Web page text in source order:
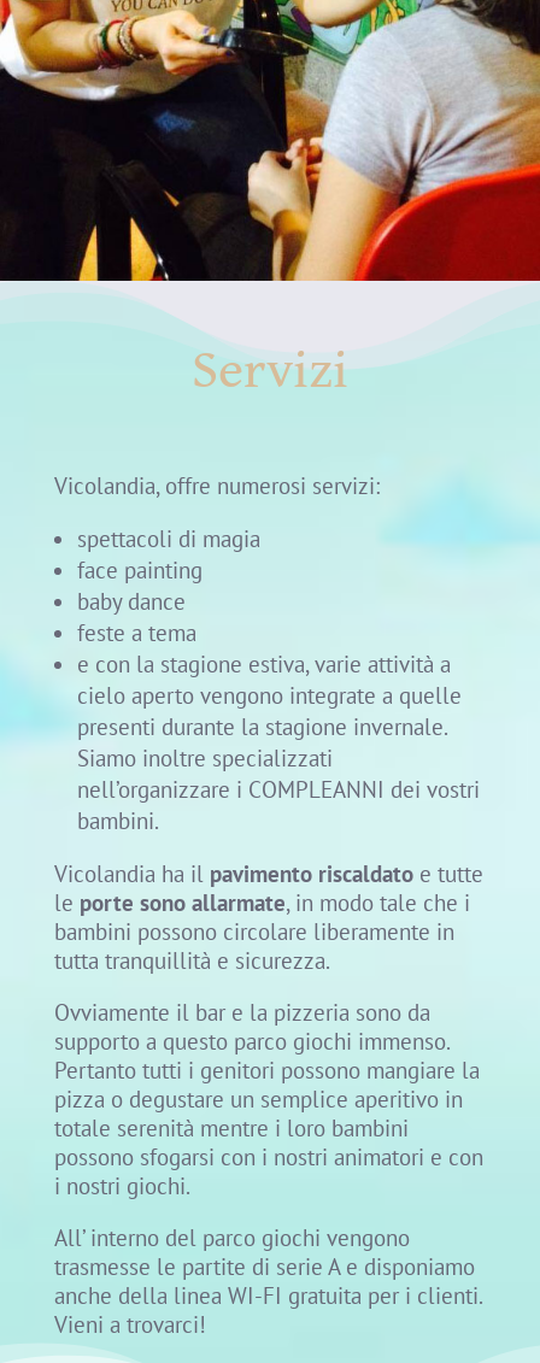
Servizi
Vicolandia, offre numerosi servizi:
spettacoli di magia
face painting
baby dance
feste a tema
e con la stagione estiva, varie attività a
cielo aperto vengono integrate a quelle
presenti durante la stagione invernale.
Siamo inoltre specializzati
nell’organizzare i COMPLEANNI dei vostri
bambini.
Vicolandia ha il pavimento riscaldatoe tutte
le porte sono allarmate, in modo tale che i
bambini possono circolare liberamente in
tutta tranquillità e sicurezza.
Ovviamente il bar e la pizzeria sono da
supporto a questo parco giochi immenso.
Pertanto tutti i genitori possono mangiare la
pizza o degustare un semplice aperitivo in
totale serenità mentre i loro bambini
possono sfogarsi con i nostri animatori e con
i nostri giochi.
All’ interno del parco giochi vengono
trasmesse le partite di serie A e disponiamo
anche della linea WI-FI gratuita per i clienti.
Vieni a trovarci!